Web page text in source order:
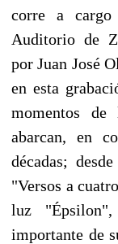
corre a
Auditorio de
por Juan José
en esta
momentos
abarcan, en
décadas;
"Versos a
luz
importante de